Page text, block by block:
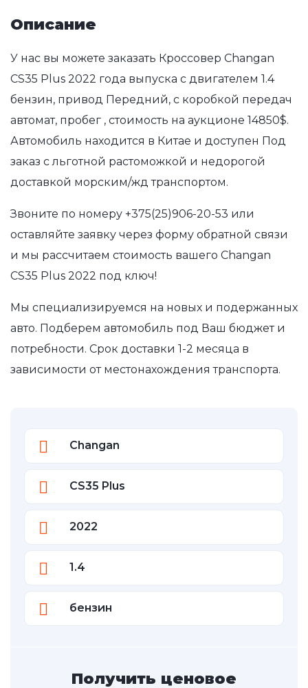
Описание
У нас вы можете заказать Кроссовер Changan
CS35 Plus 2022 года выпуска с двигателем 1.4
бензин, привод Передний, с коробкой передач
автомат, пробег , стоимость на аукционе 14850$.
Автомобиль находится в Китае и доступен Под
заказ с льготной растоможкой и недорогой
доставкой морским/жд транспортом.
Звоните по номеру +375(25)906-20-53 или
оставляйте заявку через форму обратной связи
и мы рассчитаем стоимость вашего Changan
CS35 Plus 2022 под ключ!
Мы специализируемся на новых и подержанных
авто. Подберем автомобиль под Ваш бюджет и
потребности. Срок доставки 1-2 месяца в
зависимости от местонахождения транспорта.
Changan
CS35 Plus
2022
1.4
бензин
Получить ценовое